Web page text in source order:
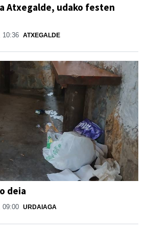
Atxegalde, udako festen
10:36 ATXEGALDE
deia
09:00 URDAIAGA